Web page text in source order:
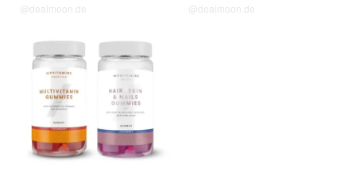
@dealmoon.de @dealmoon.de